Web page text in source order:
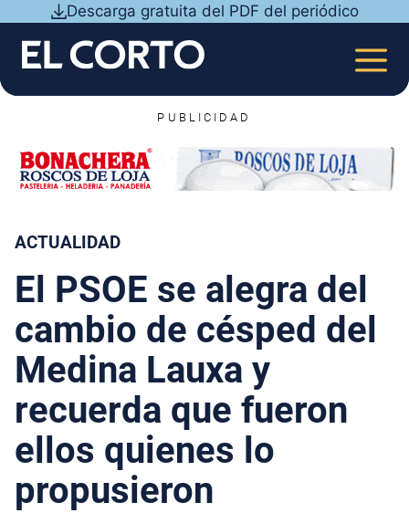
contenido
Descarga gratuita del PDF del periódico
PUBLICIDAD
ACTUALIDAD
El PSOE se alegra del
cambio de césped del
Medina Lauxa y
recuerda que fueron
ellos quienes lo
propusieron